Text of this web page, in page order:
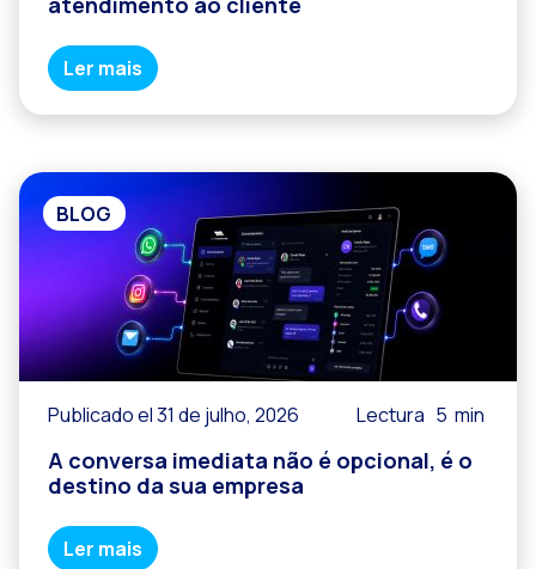
Ler mais
BLOG
Publicado el 31 de julho, 2026 Lectura 5 min
A conversa imediata não é opcional, é o
destino da sua empresa
Ler mais